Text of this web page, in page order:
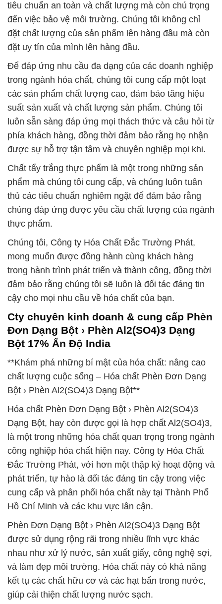
tiêu chuẩn an toàn và chất lượng mà còn chú trọng
đến việc bảo vệ môi trường. Chúng tôi không chỉ
đặt chất lượng của sản phẩm lên hàng đầu mà còn
đặt uy tín của mình lên hàng đầu.
Để đáp ứng nhu cầu đa dạng của các doanh nghiệp
trong ngành hóa chất, chúng tôi cung cấp một loạt
các sản phẩm chất lượng cao, đảm bảo tăng hiệu
suất sản xuất và chất lượng sản phẩm. Chúng tôi
luôn sẵn sàng đáp ứng mọi thách thức và câu hỏi từ
phía khách hàng, đồng thời đảm bảo rằng họ nhận
được sự hỗ trợ tận tâm và chuyên nghiệp mọi khi.
Chất tẩy trắng thực phẩm là một trong những sản
phẩm mà chúng tôi cung cấp, và chúng luôn tuân
thủ các tiêu chuẩn nghiêm ngặt để đảm bảo rằng
chúng đáp ứng được yêu cầu chất lượng của ngành
thực phẩm.
Chúng tôi, Công ty Hóa Chất Đắc Trường Phát,
mong muốn được đồng hành cùng khách hàng
trong hành trình phát triển và thành công, đồng thời
đảm bảo rằng chúng tôi sẽ luôn là đối tác đáng tin
cậy cho mọi nhu cầu về hóa chất của bạn.
Cty chuyên kinh doanh & cung cấp Phèn
Đơn Dạng Bột › Phèn Al2(SO4)3 Dạng
Bột 17% Ấn Độ India
**Khám phá những bí mật của hóa chất: nâng cao
chất lượng cuộc sống – Hóa chất Phèn Đơn Dạng
Bột › Phèn Al2(SO4)3 Dạng Bột**
Hóa chất Phèn Đơn Dạng Bột › Phèn Al2(SO4)3
Dạng Bột, hay còn được gọi là hợp chất Al2(SO4)3,
là một trong những hóa chất quan trọng trong ngành
công nghiệp hóa chất hiện nay. Công ty Hóa Chất
Đắc Trường Phát, với hơn một thập kỷ hoạt động và
phát triển, tự hào là đối tác đáng tin cậy trong việc
cung cấp và phân phối hóa chất này tại Thành Phố
Hồ Chí Minh và các khu vực lân cận.
Phèn Đơn Dạng Bột › Phèn Al2(SO4)3 Dạng Bột
được sử dụng rộng rãi trong nhiều lĩnh vực khác
nhau như xử lý nước, sản xuất giấy, công nghệ sợi,
và làm đẹp môi trường. Hóa chất này có khả năng
kết tụ các chất hữu cơ và các hạt bẩn trong nước,
giúp cải thiện chất lượng nước sạch.